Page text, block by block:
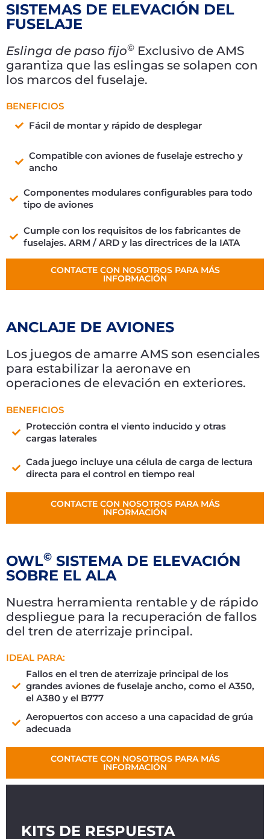
SISTEMAS DE ELEVACIÓN DEL
FUSELAJE
Eslinga de paso fijo© Exclusivo de AMS
garantiza que las eslingas se solapen con
los marcos del fuselaje.
BENEFICIOS
Fácil de montar y rápido de desplegar
Compatible con aviones de fuselaje estrecho y
ancho
Componentes modulares configurables para todo
tipo de aviones
Cumple con los requisitos de los fabricantes de
fuselajes. ARM / ARD y las directrices de la IATA
CONTACTE CON NOSOTROS PARA MÁS
INFORMACIÓN
ANCLAJE DE AVIONES
Los juegos de amarre AMS son esenciales
para estabilizar la aeronave en
operaciones de elevación en exteriores.
BENEFICIOS
Protección contra el viento inducido y otras
cargas laterales
Cada juego incluye una célula de carga de lectura
directa para el control en tiempo real
CONTACTE CON NOSOTROS PARA MÁS
INFORMACIÓN
OWL© SISTEMA DE ELEVACIÓN
SOBRE EL ALA
Nuestra herramienta rentable y de rápido
despliegue para la recuperación de fallos
del tren de aterrizaje principal.
IDEAL PARA:
Fallos en el tren de aterrizaje principal de los
grandes aviones de fuselaje ancho, como el A350,
el A380 y el B777
Aeropuertos con acceso a una capacidad de grúa
adecuada
CONTACTE CON NOSOTROS PARA MÁS
INFORMACIÓN
KITS DE RESPUESTA